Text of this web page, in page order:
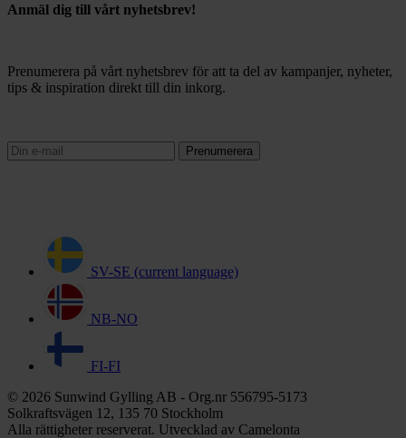
Anmäl dig till vårt nyhetsbrev!
Prenumerera på vårt nyhetsbrev för att ta del av kampanjer, nyheter,
tips & inspiration direkt till din inkorg.
Prenumerera
SV-SE (current language)
NB-NO
FI-FI
© 2026 Sunwind Gylling AB - Org.nr 556795-5173
Solkraftsvägen 12, 135 70 Stockholm
Alla rättigheter reserverat. Utvecklad av Camelonta